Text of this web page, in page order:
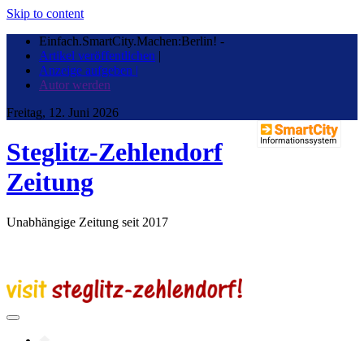
Skip to content
Einfach.SmartCity.Machen:Berlin! -
Artikel veröffentlichen |
Anzeige aufgeben |
Autor werden
Freitag, 12. Juni 2026
Steglitz-Zehlendorf
Zeitung
Unabhängige Zeitung seit 2017